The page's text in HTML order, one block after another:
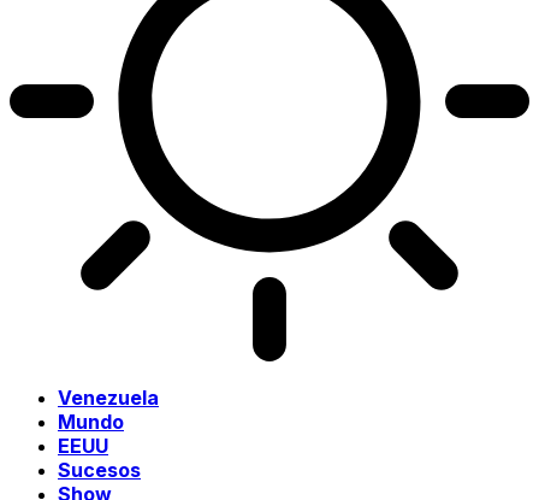
Venezuela
Mundo
EEUU
Sucesos
Show